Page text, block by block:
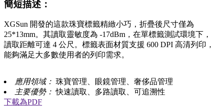
簡短描述：
XGSun 開發的這款珠寶標籤精緻小巧，折疊後尺寸僅為
25*13mm。其讀取靈敏度為 -17dBm，在單標籤測試環境下，
讀取距離可達 4 公尺。標籤表面材質支援 600 DPI 高清列印，
能夠滿足大多數使用者的列印需求。
應用領域： 珠寶管理、眼鏡管理、奢侈品管理
主要優勢：快速讀取、多路讀取、可追溯性
下載為PDF